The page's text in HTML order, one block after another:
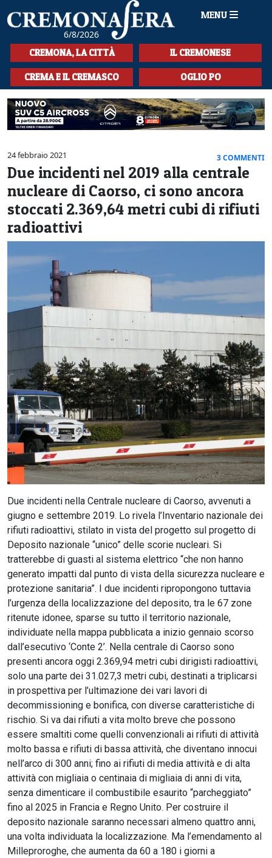
6/8/2026
MENU
HOME
CRONACA
SPORT
LA MUSICA
CULTURA
LA STORIA
SPETTACOLI
L'EDITORIALE
CERCA
CREMONA, LA CITTÀ IL CREMONESE
CREMA E IL CREMASCO OGLIO PO
24 febbraio 2021 3 COMMENTI
Due incidenti nel 2019 alla centrale
nucleare di Caorso, ci sono ancora
stoccati 2.369,64 metri cubi di rifiuti
radioattivi
Due incidenti nella Centrale nucleare di Caorso, avvenuti a
giugno e settembre 2019. Lo rivela l’Inventario nazionale dei
rifiuti radioattivi, stilato in vista del progetto sul progetto di
Deposito nazionale “unico” delle scorie nucleari. Si
tratterebbe di guasti al sistema elettrico “che non hanno
generato impatti dal punto di vista della sicurezza nucleare e
protezione sanitaria”. I due incidenti ripropongono tuttavia
l’urgenza della localizzazione del deposito, tra le 67 zone
ritenute idonee, sparse su tutto il territorio nazionale,
individuate nella mappa pubblicata a inizio gennaio scorso
dall’esecutivo ‘Conte 2’. Nella centrale di Caorso sono
presenti ancora oggi 2.369,94 metri cubi dirigisti radioattivi,
solo una parte dei 31.027,3 metri cubi, destinati a triplicarsi
in prospettiva per l’ultimazione dei vari lavori di
decommissioning e bonifica, con diverse caratteristiche di
rischio. Si va dai rifiuti a vita molto breve che possono
essere smaltiti come quelli convenzionali ai rifiuti di attività
molto bassa e rifiuti di bassa attività, che diventano innocui
nell’arco di 300 anni; fino ai rifiuti di media attività e di alta
attività con migliaia o centinaia di migliaia di anni di vita,
senza dimenticare il combustibile esaurito “parcheggiato”
fino al 2025 in Francia e Regno Unito. Per costruire il
deposito nazionale saranno necessari almeno quattro anni,
una volta individuata la localizzazione. Ma l’emendamento al
Milleproroghe, che aumenta da 60 a 180 i giorni a